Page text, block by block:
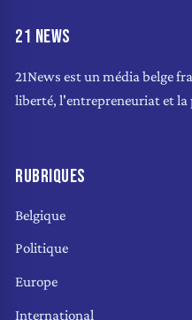
21 NEWS
21News est un média belge
liberté, l'entrepreneuriat et
RUBRIQUES
Belgique
Politique
Europe
International